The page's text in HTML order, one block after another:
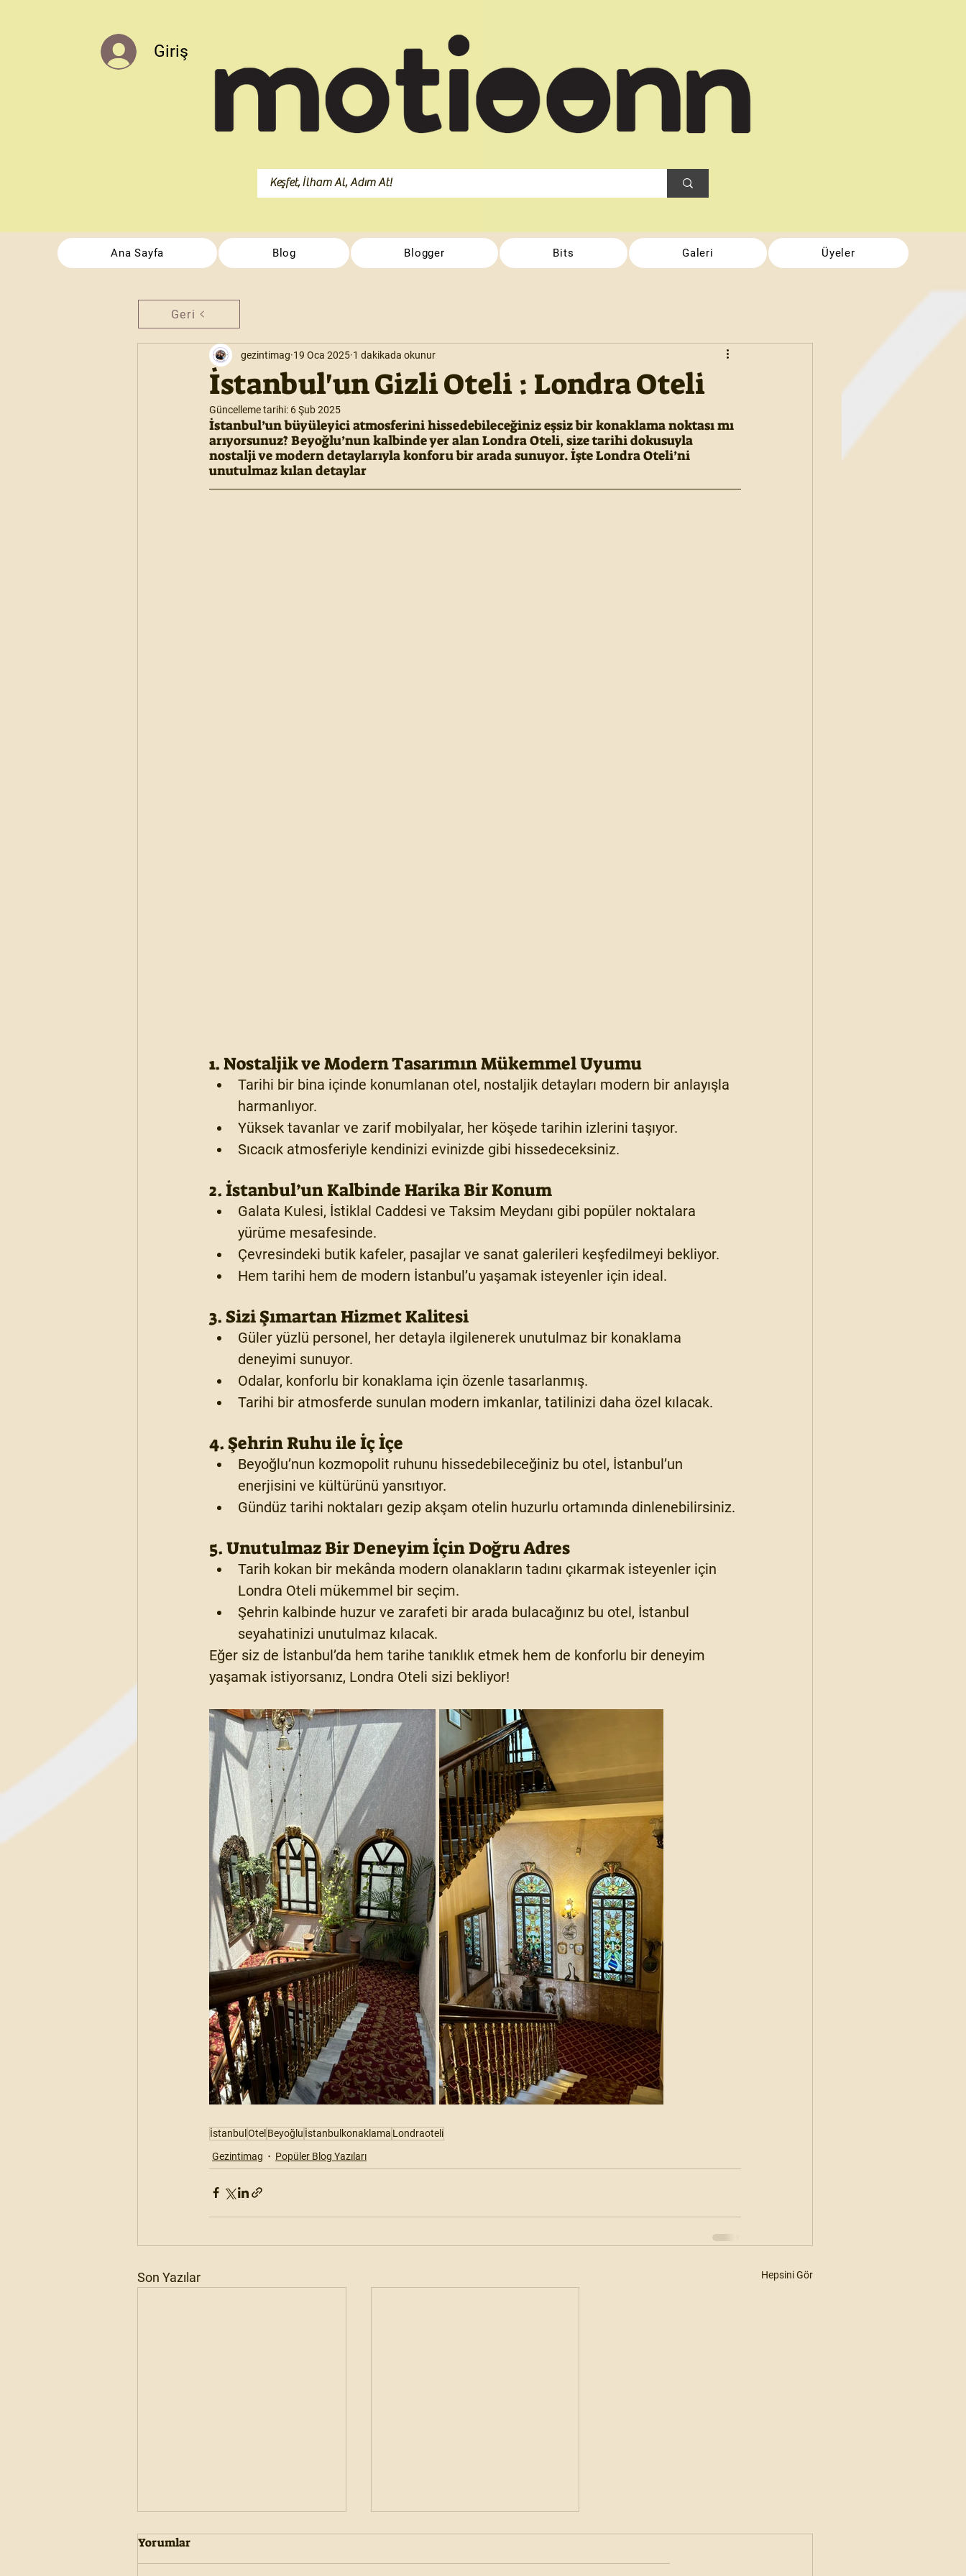
Giriş
Ana Sayfa Blog Blogger Bits Galeri Üyeler
Geri
İstanbul'un Gizli Oteli : Londra Oteli
gezintimag 19 Oca 2025 1 dakikada okunur
Güncelleme tarihi: 6 Şub 2025
İstanbul’un büyüleyici atmosferini hissedebileceğiniz eşsiz bir konaklama noktası mı
arıyorsunuz? Beyoğlu’nun kalbinde yer alan Londra Oteli, size tarihi dokusuyla
nostalji ve modern detaylarıyla konforu bir arada sunuyor. İşte Londra Oteli’ni
unutulmaz kılan detaylar
1. Nostaljik ve Modern Tasarımın Mükemmel Uyumu
Tarihi bir bina içinde konumlanan otel, nostaljik detayları modern bir anlayışla
harmanlıyor.
Yüksek tavanlar ve zarif mobilyalar, her köşede tarihin izlerini taşıyor.
Sıcacık atmosferiyle kendinizi evinizde gibi hissedeceksiniz.
2. İstanbul’un Kalbinde Harika Bir Konum
Galata Kulesi, İstiklal Caddesi ve Taksim Meydanı gibi popüler noktalara
yürüme mesafesinde.
Çevresindeki butik kafeler, pasajlar ve sanat galerileri keşfedilmeyi bekliyor.
Hem tarihi hem de modern İstanbul’u yaşamak isteyenler için ideal.
3. Sizi Şımartan Hizmet Kalitesi
Güler yüzlü personel, her detayla ilgilenerek unutulmaz bir konaklama
deneyimi sunuyor.
Odalar, konforlu bir konaklama için özenle tasarlanmış.
Tarihi bir atmosferde sunulan modern imkanlar, tatilinizi daha özel kılacak.
4. Şehrin Ruhu ile İç İçe
Beyoğlu’nun kozmopolit ruhunu hissedebileceğiniz bu otel, İstanbul’un
enerjisini ve kültürünü yansıtıyor.
Gündüz tarihi noktaları gezip akşam otelin huzurlu ortamında dinlenebilirsiniz.
5. Unutulmaz Bir Deneyim İçin Doğru Adres
Tarih kokan bir mekânda modern olanakların tadını çıkarmak isteyenler için
Londra Oteli mükemmel bir seçim.
Şehrin kalbinde huzur ve zarafeti bir arada bulacağınız bu otel, İstanbul
seyahatinizi unutulmaz kılacak.
Eğer siz de İstanbul’da hem tarihe tanıklık etmek hem de konforlu bir deneyim
yaşamak istiyorsanız, Londra Oteli sizi bekliyor!
İstanbul Otel Beyoğlu İstanbulkonaklama Londraoteli
Gezintimag
Popüler Blog Yazıları
Son Yazılar Hepsini Gör
Yorumlar